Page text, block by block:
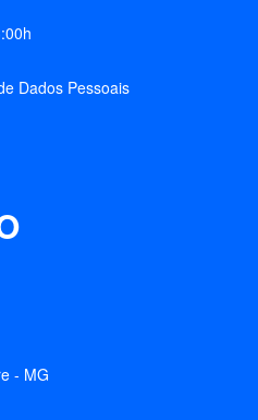
Dados Pessoais
- MG